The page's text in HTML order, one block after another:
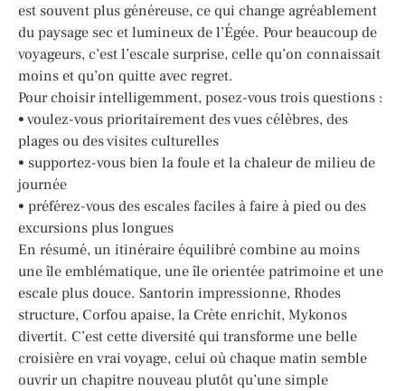
est souvent plus généreuse, ce qui change agréablement
du paysage sec et lumineux de l’Égée. Pour beaucoup de
voyageurs, c’est l’escale surprise, celle qu’on connaissait
moins et qu’on quitte avec regret.
Pour choisir intelligemment, posez-vous trois questions :
• voulez-vous prioritairement des vues célèbres, des
plages ou des visites culturelles
• supportez-vous bien la foule et la chaleur de milieu de
journée
• préférez-vous des escales faciles à faire à pied ou des
excursions plus longues
En résumé, un itinéraire équilibré combine au moins
une île emblématique, une île orientée patrimoine et une
escale plus douce. Santorin impressionne, Rhodes
structure, Corfou apaise, la Crète enrichit, Mykonos
divertit. C’est cette diversité qui transforme une belle
croisière en vrai voyage, celui où chaque matin semble
ouvrir un chapitre nouveau plutôt qu’une simple